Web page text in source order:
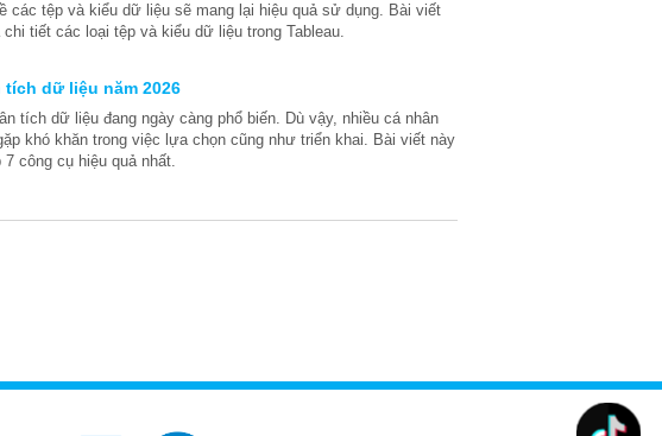
các tệp và kiểu dữ liệu sẽ mang lại hiệu quả sử dụng. Bài viết
tiết các loại tệp và kiểu dữ liệu trong Tableau.
tích dữ liệu năm 2026
tích dữ liệu đang ngày càng phổ biến. Dù vậy, nhiều cá nhân
khó khăn trong việc lựa chọn cũng như triển khai. Bài viết này
công cụ hiệu quả nhất.